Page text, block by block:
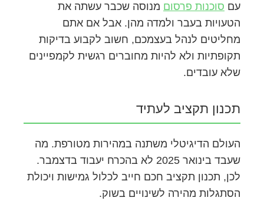
עם סוכנות פרסום מנוסה שכבר עשתה את
הטעויות בעבר ולמדה מהן. אבל אם אתם
מחליטים לנהל בעצמכם, חשוב לקבוע בדיקות
תקופתיות ולא להיות מחוברים רגשית לקמפיינים
שלא עובדים.
תכנון תקציב לעתיד
העולם הדיגיטלי משתנה במהירות מטורפת. מה
שעבד בינואר 2025 לא בהכרח יעבוד בדצמבר.
לכן, תכנון תקציב חכם חייב לכלול גמישות ויכולת
הסתגלות מהירה לשינויים בשוק.